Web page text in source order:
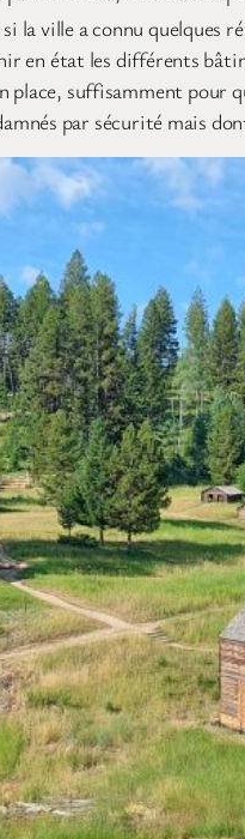
la ville a connu quelques
état les différents
suffisamment pour
par sécurité mais